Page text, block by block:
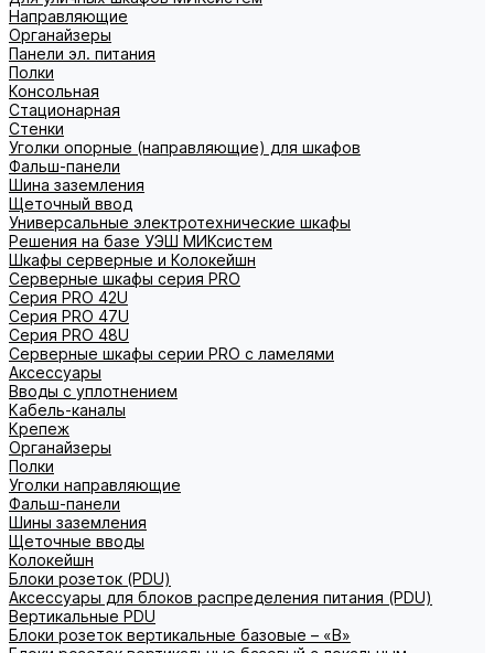
Направляющие
Органайзеры
Панели эл. питания
Полки
Консольная
Стационарная
Стенки
Уголки опорные (направляющие) для шкафов
Фальш-панели
Шина заземления
Щеточный ввод
Универсальные электротехнические шкафы
Решения на базе УЭШ МИКсистем
Шкафы серверные и Колокейшн
Серверные шкафы серия PRO
Серия PRO 42U
Серия PRO 47U
Серия PRO 48U
Серверные шкафы серии PRO с ламелями
Аксессуары
Вводы с уплотнением
Кабель-каналы
Крепеж
Органайзеры
Полки
Уголки направляющие
Фальш-панели
Шины заземления
Щеточные вводы
Колокейшн
Блоки розеток (PDU)
Аксессуары для блоков распределения питания (PDU)
Вертикальные PDU
Блоки розеток вертикальные базовые – «В»